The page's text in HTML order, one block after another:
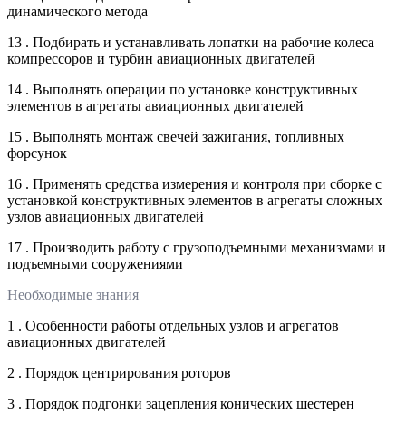
динамического метода
13 . Подбирать и устанавливать лопатки на рабочие колеса
компрессоров и турбин авиационных двигателей
14 . Выполнять операции по установке конструктивных
элементов в агрегаты авиационных двигателей
15 . Выполнять монтаж свечей зажигания, топливных
форсунок
16 . Применять средства измерения и контроля при сборке с
установкой конструктивных элементов в агрегаты сложных
узлов авиационных двигателей
17 . Производить работу с грузоподъемными механизмами и
подъемными сооружениями
Необходимые знания
1 . Особенности работы отдельных узлов и агрегатов
авиационных двигателей
2 . Порядок центрирования роторов
3 . Порядок подгонки зацепления конических шестерен